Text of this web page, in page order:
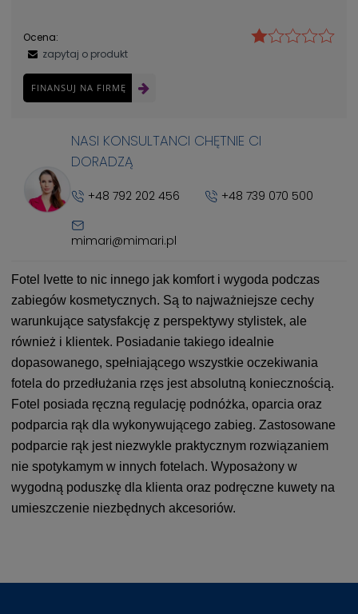
Ocena:
zapytaj o produkt
FINANSUJ NA FIRMĘ
NASI KONSULTANCI CHĘTNIE CI
DORADZĄ
+48 792 202 456 +48 739 070 500
mimari@mimari.pl
Fotel Ivette to nic innego jak komfort i wygoda podczas
zabiegów kosmetycznych. Są to najważniejsze cechy
warunkujące satysfakcję z perspektywy stylistek, ale
również i klientek. Posiadanie takiego idealnie
dopasowanego, spełniającego wszystkie oczekiwania
fotela do przedłużania rzęs jest absolutną koniecznością.
Fotel posiada ręczną regulację podnóżka, oparcia oraz
podparcia rąk dla wykonywującego zabieg. Zastosowane
podparcie rąk jest niezwykle praktycznym rozwiązaniem
nie spotykamym w innych fotelach. Wyposażony w
wygodną poduszkę dla klienta oraz podręczne kuwety na
umieszczenie niezbędnych akcesoriów.